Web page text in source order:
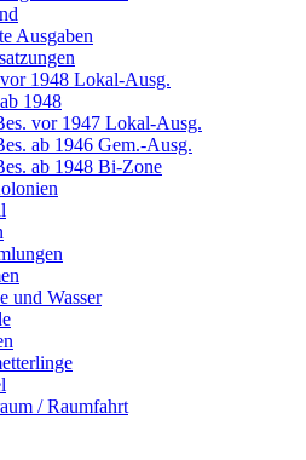
Ausgaben
1948 Lokal-Ausg.
1948
vor 1947 Lokal-Ausg.
ab 1946 Gem.-Ausg.
ab 1948 Bi-Zone
und Wasser
/ Raumfahrt